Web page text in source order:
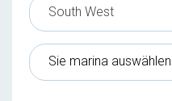
South West
Sie marina auswählen